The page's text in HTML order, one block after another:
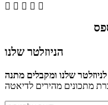
    
הניוזלטר שלנו
שלנו ומקבלים מתנה